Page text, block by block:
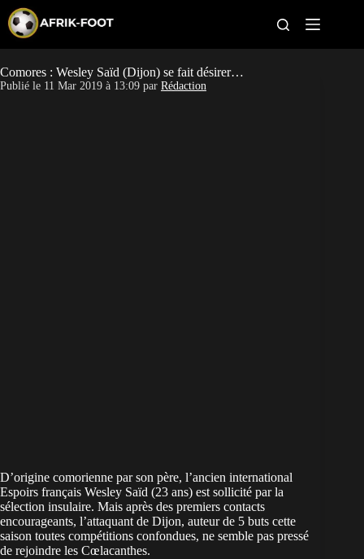
p
o
c
CAN féminine
Comores : Wesley Saïd (Dijon) se fait désirer…
Publié le 11 Mar 2019 à 13:09 par Rédaction
D’origine comorienne par son père, l’ancien international
Espoirs français Wesley Saïd (23 ans) est sollicité par la
sélection insulaire. Mais après des premiers contacts
encourageants, l’attaquant de Dijon, auteur de 5 buts cette
saison toutes compétitions confondues, ne semble pas pressé
de rejoindre les Cœlacanthes.